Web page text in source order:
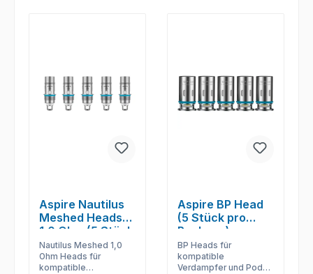
Aspire Nautilus
Meshed Heads
1,0 Ohm (5 Stück
pro Packung)
Nautilus Meshed 1,0
Ohm Heads für
kompatible
Aspire BP Head
(5 Stück pro
Packung)
BP Heads für
kompatible
Verdampfer und Pods